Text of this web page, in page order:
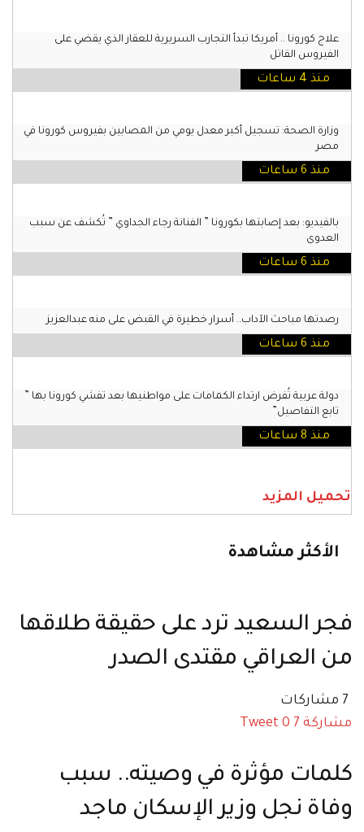
علاج كورونا .. أمريكا تبدأ التجارب السريرية للعقار الذي يقضي على
الفيروس القاتل
منذ 4 ساعات
وزارة الصحة: تسجيل أكبر معدل يومي من المصابين بفيروس كورونا في
مصر
منذ 6 ساعات
بالفيديو: بعد إصابتها بكورونا ” الفنانة رجاء الجداوي ” تُكشف عن سبب
العدوى
منذ 6 ساعات
رصدتها مباحث الآداب.. أسرار خطيرة في القبض على منه عبدالعزيز
منذ 6 ساعات
دولة عربية تُفرض ارتداء الكمامات على مواطنيها بعد تفشي كورونا بها ”
تابع التفاصيل”
منذ 8 ساعات
تحميل المزيد
الأكثر مشاهدة
فجر السعيد ترد على حقيقة طلاقها
من العراقي مقتدى الصدر
مشاركة 7
Tweet 0
كلمات مؤثرة في وصيته.. سبب
وفاة نجل وزير الإسكان ماجد